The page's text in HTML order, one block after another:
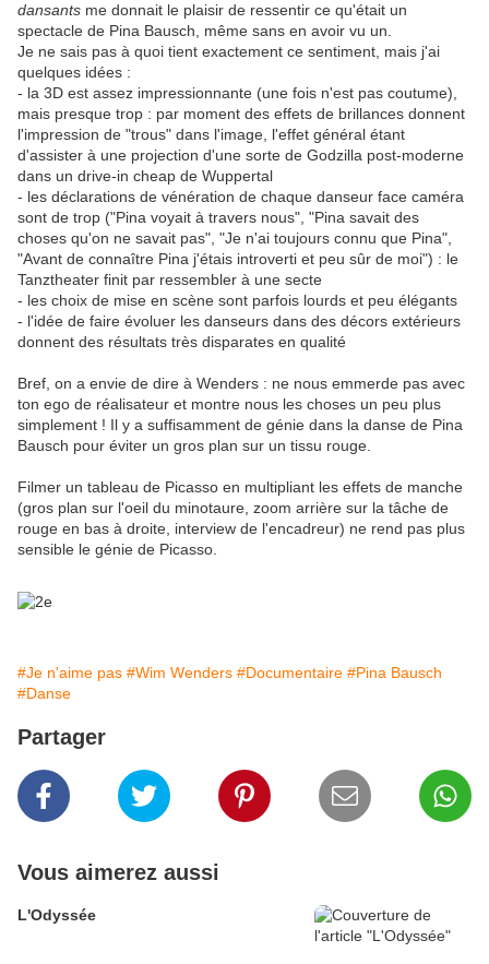
dansants me donnait le plaisir de ressentir ce qu'était un
spectacle de Pina Bausch, même sans en avoir vu un.
Je ne sais pas à quoi tient exactement ce sentiment, mais j'ai
quelques idées :
- la 3D est assez impressionnante (une fois n'est pas coutume),
mais presque trop : par moment des effets de brillances donnent
l'impression de "trous" dans l'image, l'effet général étant
d'assister à une projection d'une sorte de Godzilla post-moderne
dans un drive-in cheap de Wuppertal
- les déclarations de vénération de chaque danseur face caméra
sont de trop ("Pina voyait à travers nous", "Pina savait des
choses qu'on ne savait pas", "Je n'ai toujours connu que Pina",
"Avant de connaître Pina j'étais introverti et peu sûr de moi") : le
Tanztheater finit par ressembler à une secte
- les choix de mise en scène sont parfois lourds et peu élégants
- l'idée de faire évoluer les danseurs dans des décors extérieurs
donnent des résultats très disparates en qualité
Bref, on a envie de dire à Wenders : ne nous emmerde pas avec
ton ego de réalisateur et montre nous les choses un peu plus
simplement ! Il y a suffisamment de génie dans la danse de Pina
Bausch pour éviter un gros plan sur un tissu rouge.
Filmer un tableau de Picasso en multipliant les effets de manche
(gros plan sur l'oeil du minotaure, zoom arrière sur la tâche de
rouge en bas à droite, interview de l'encadreur) ne rend pas plus
sensible le génie de Picasso.
#Je n'aime pas #Wim Wenders #Documentaire #Pina Bausch
#Danse
Partager
Vous aimerez aussi
L'Odyssée